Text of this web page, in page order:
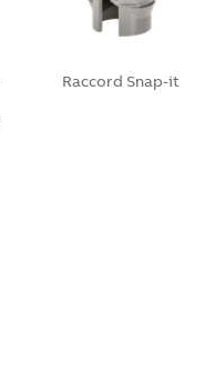
Raccord Snap-it